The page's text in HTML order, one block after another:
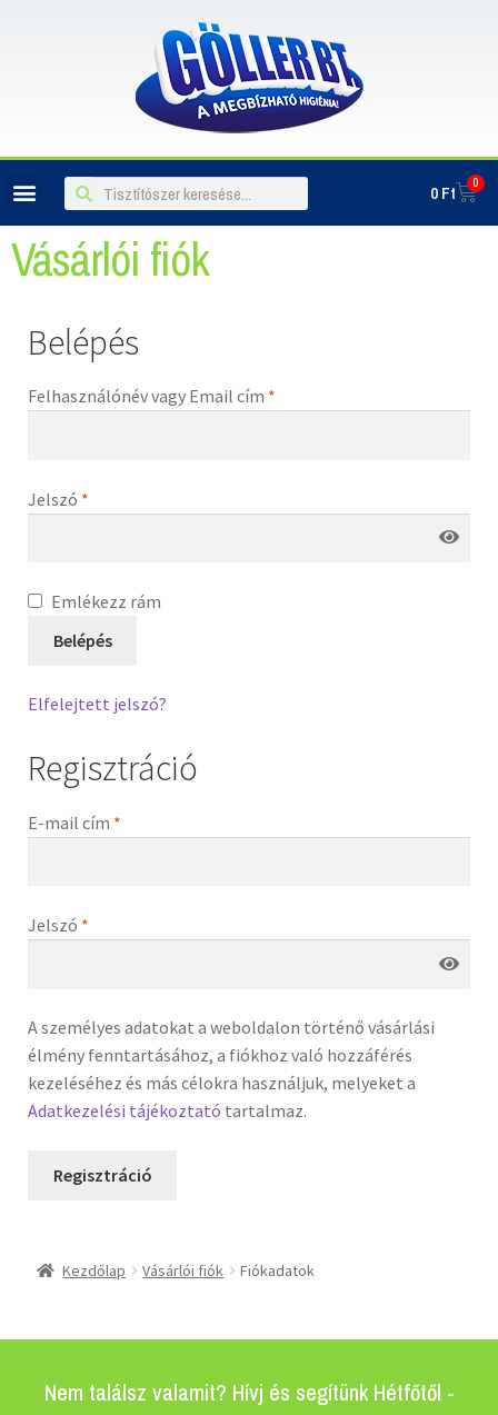
0Ft 0
Vásárlói fiók
Belépés
Felhasználónév vagy Email cím *
Jelszó *
Emlékezz rám
Belépés
Elfelejtett jelszó?
Regisztráció
E-mail cím *
Jelszó *
A személyes adatokat a weboldalon történő vásárlási
élmény fenntartásához, a fiókhoz való hozzáférés
kezeléséhez és más célokra használjuk, melyeket a
Adatkezelési tájékoztató tartalmaz.
Regisztráció
Kezdőlap Vásárlói fiók Fiókadatok
Nem találsz valamit? Hívj és segítünk Hétfőtől -